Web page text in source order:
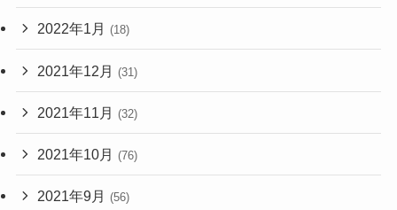
2022年1月 (18)
2021年12月 (31)
2021年11月 (32)
2021年10月 (76)
2021年9月 (56)